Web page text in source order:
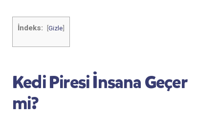
İndeks: [Gizle]
Kedi Piresi İnsana Geçer
mi?